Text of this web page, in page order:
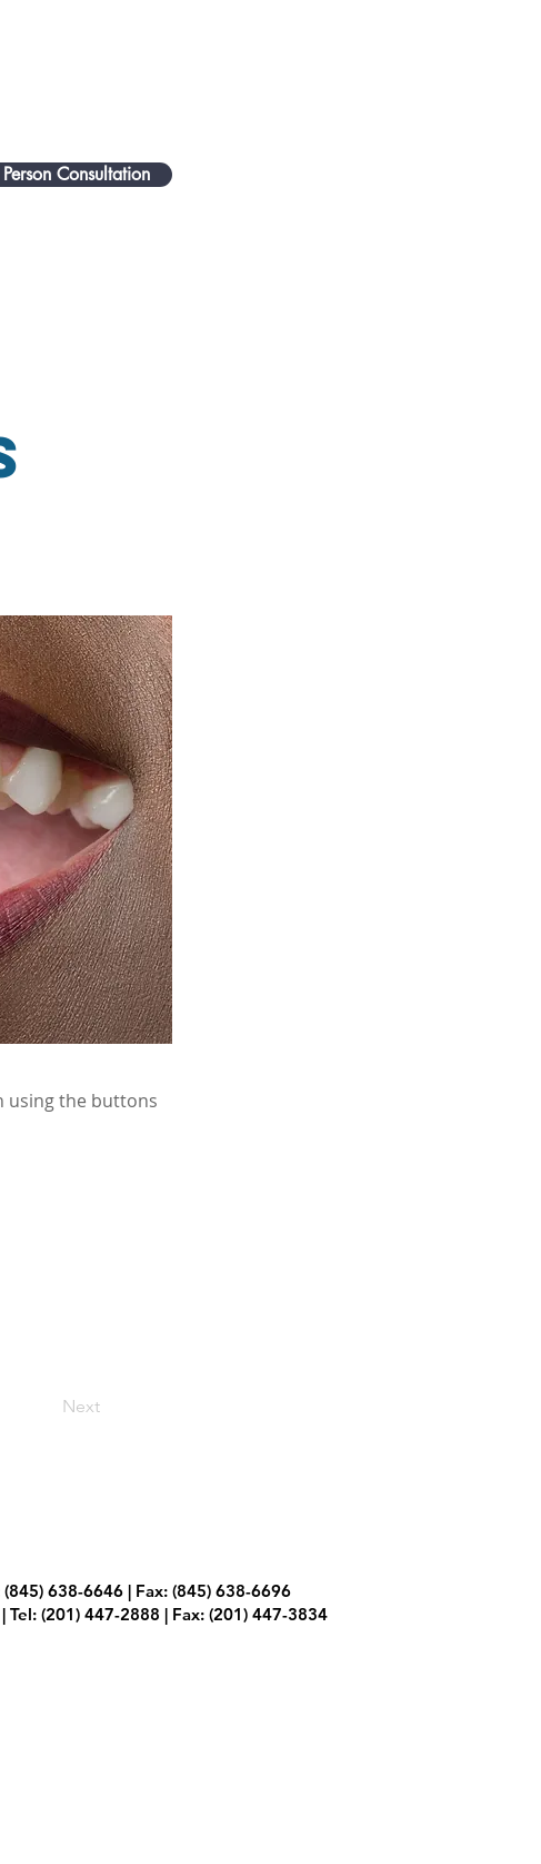
Consultation
using the buttons
Next
638-6646 | Fax: (845) 638-6696
(201) 447-2888 | Fax: (201) 447-3834